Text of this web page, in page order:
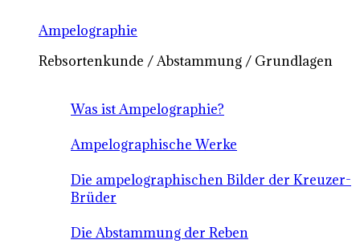
Ampelographie
Rebsortenkunde / Abstammung / Grundlagen
Was ist Ampelographie?
Ampelographische Werke
Die ampelographischen Bilder der Kreuzer-
Brüder
Die Abstammung der Reben